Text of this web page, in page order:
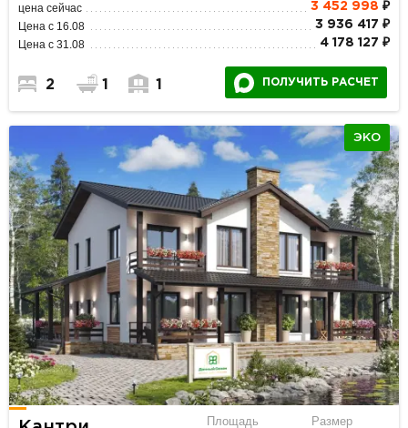
цена сейчас 3 452 998 ₽
Цена с 16.08 3 936 417 ₽
Цена с 31.08 4 178 127 ₽
2 1 1 ПОЛУЧИТЬ РАСЧЕТ
ЭКО
Площадь Размер